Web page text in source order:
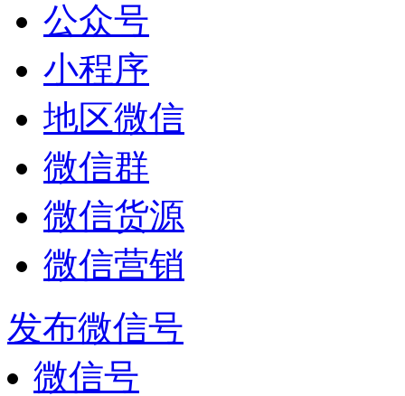
公众号
小程序
地区微信
微信群
微信货源
微信营销
发布微信号
微信号